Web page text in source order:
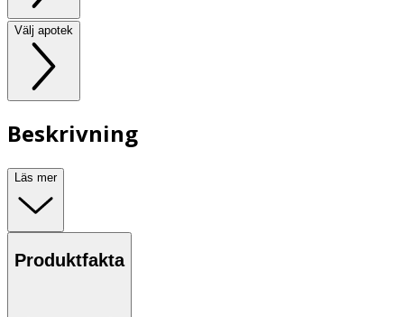
Välj apotek
Beskrivning
Läs mer
Produktfakta